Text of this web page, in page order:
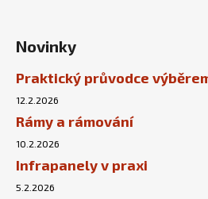
Novinky
Praktický průvodce
12.2.2026
Rámy a rámování
10.2.2026
Infrapanely v praxi
5.2.2026